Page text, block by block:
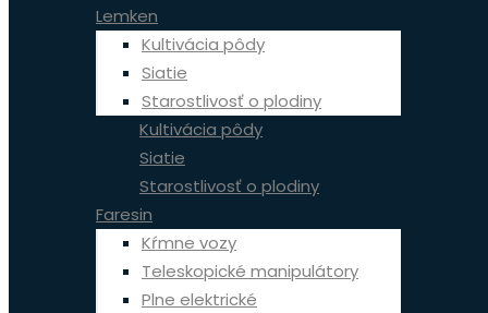
Lemken
Kultivácia pôdy
Siatie
Starostlivosť o plodiny
Kultivácia pôdy
Siatie
Starostlivosť o plodiny
Faresin
Kŕmne vozy
Teleskopické manipulátory
Plne elektrické